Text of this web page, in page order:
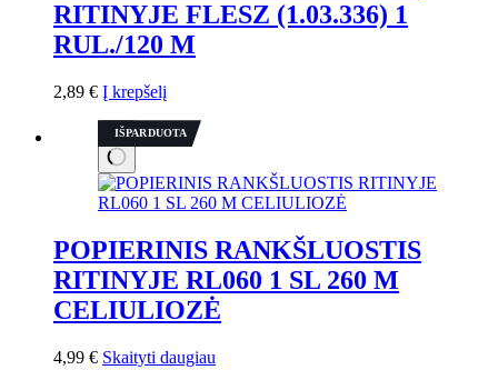
RITINYJE FLESZ (1.03.336) 1
RUL./120 M
2,89 € Į krepšelį
IŠPARDUOTA
POPIERINIS RANKŠLUOSTIS
RITINYJE RL060 1 SL 260 M
CELIULIOZĖ
4,99 € Skaityti daugiau